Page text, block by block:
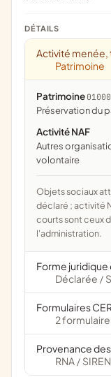
DÉTAILS
Activité menée,
Patrimoine
Patrimoine
préservation du
Activité NAF
Autres
volontaire
Objets sociaux attribués par l'administration d'après l'objet
déclaré ; activité
courts sont ceux
l'administration.
Forme
Déclarée /
Formulaires
2
Provenance
RNA /